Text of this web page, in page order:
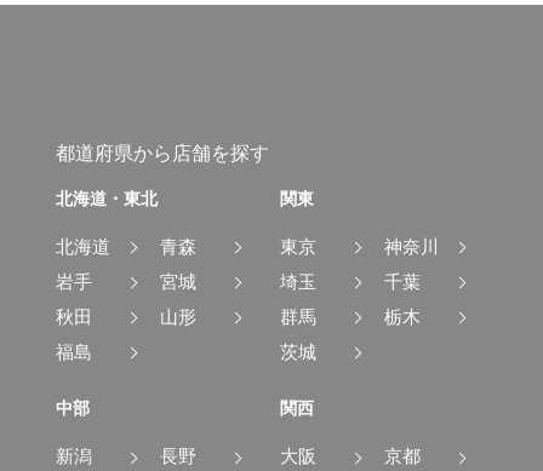
都道府県から店舗を探す
北海道・東北
北海道
青森
岩手
宮城
秋田
山形
福島
関東
東京
神奈川
埼玉
千葉
群馬
栃木
茨城
中部
新潟
長野
関西
大阪
京都